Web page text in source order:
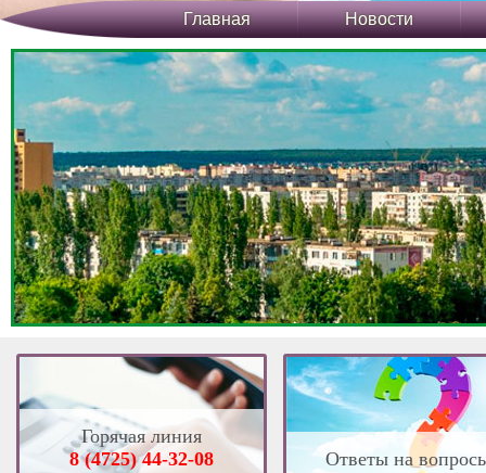
Главная Новости
Горячая линия
8 (4725) 44-32-08
Ответы на